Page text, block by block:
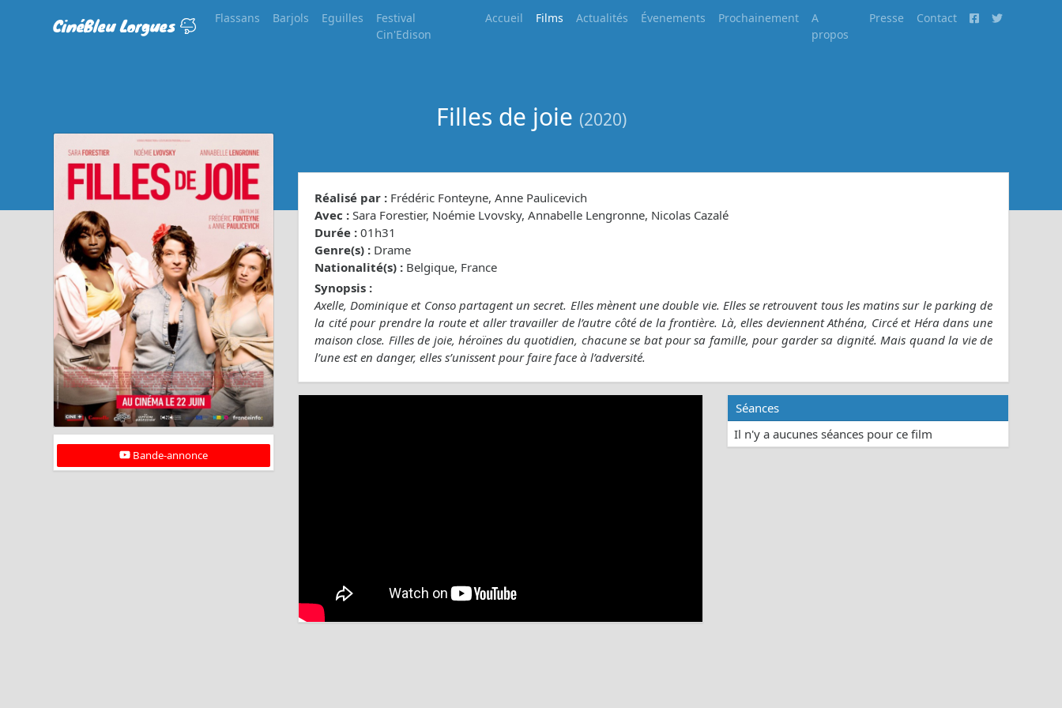
CinéBleu Lorgues Flassans Barjols Eguilles
Festival
Cin'Edison
Accueil Films Actualités Évenements Prochainement
A
propos
Presse Contact
Filles de joie (2020)
Bande-annonce
Réalisé par : Frédéric Fonteyne, Anne Paulicevich
Avec : Sara Forestier, Noémie Lvovsky, Annabelle Lengronne, Nicolas Cazalé
Durée : 01h31
Genre(s) : Drame
Nationalité(s) : Belgique, France
Synopsis :
Axelle, Dominique et Conso partagent un secret. Elles mènent une double vie. Elles se retrouvent tous les matins sur le parking de
la cité pour prendre la route et aller travailler de l’autre côté de la frontière. Là, elles deviennent Athéna, Circé et Héra dans une
maison close. Filles de joie, héroïnes du quotidien, chacune se bat pour sa famille, pour garder sa dignité. Mais quand la vie de
l’une est en danger, elles s’unissent pour faire face à l’adversité.
Séances
Il n'y a aucunes séances pour ce film